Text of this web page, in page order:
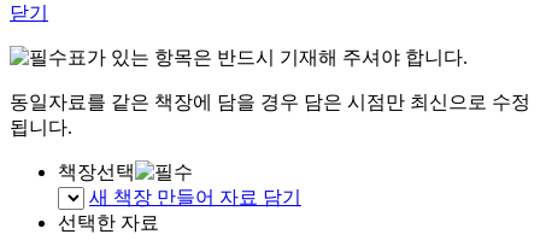
닫기
표가 있는 항목은 반드시 기재해 주셔야 합니다.
동일자료를 같은 책장에 담을 경우 담은 시점만 최신으로 수정
됩니다.
책장선택
새 책장 만들어 자료 담기
선택한 자료